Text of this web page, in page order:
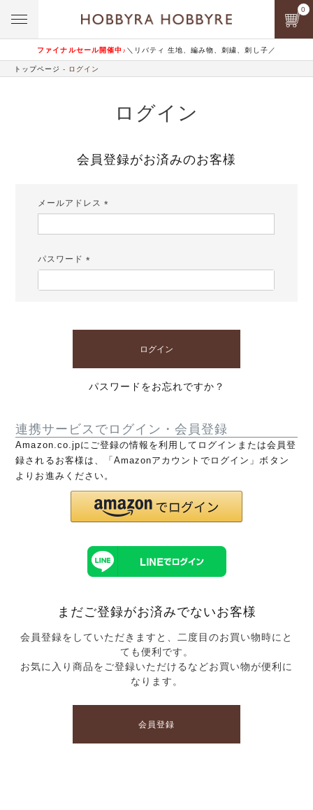
ファイナルセール開催中♪ ＼リバティ 生地、編み物、刺繍、刺し子／
0
トップページ ログイン
ログイン
会員登録がお済みのお客様
メールアドレス
パスワード
ログイン
パスワードをお忘れですか？
連携サービスでログイン・会員登録
Amazon.co.jpにご登録の情報を利用してログインまたは会員登
録されるお客様は、「Amazonアカウントでログイン」ボタン
よりお進みください。
まだご登録がお済みでないお客様
会員登録をしていただきますと、二度目のお買い物時にと
ても便利です。
お気に入り商品をご登録いただけるなどお買い物が便利に
なります。
会員登録